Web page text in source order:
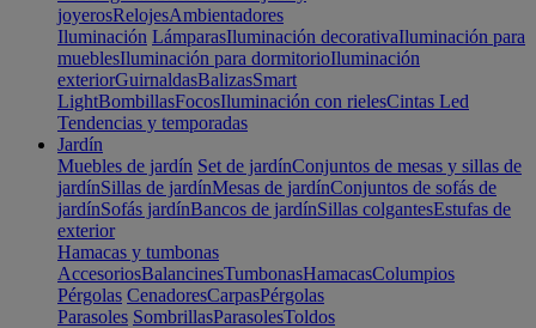
joyerosRelojesAmbientadores
Iluminación LámparasIluminación decorativaIluminación para
mueblesIluminación para dormitorioIluminación
exteriorGuirnaldasBalizasSmart
LightBombillasFocosIluminación con rielesCintas Led
Tendencias y temporadas
Jardín
Muebles de jardín Set de jardínConjuntos de mesas y sillas de
jardínSillas de jardínMesas de jardínConjuntos de sofás de
jardínSofás jardínBancos de jardínSillas colgantesEstufas de
exterior
Hamacas y tumbonas
AccesoriosBalancinesTumbonasHamacasColumpios
Pérgolas CenadoresCarpasPérgolas
Parasoles SombrillasParasolesToldos